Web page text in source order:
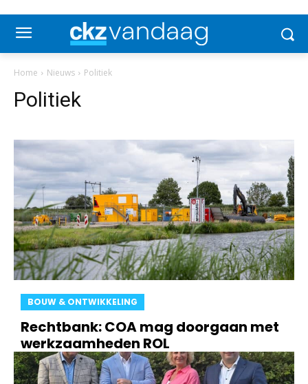
Home Nieuws Politiek
Politiek
BOUW & ONTWIKKELING
Rechtbank: COA mag doorgaan met
werkzaamheden ROL